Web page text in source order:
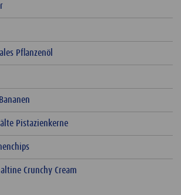
Pflanzenöl
Pistazienkerne
Crunchy Cream